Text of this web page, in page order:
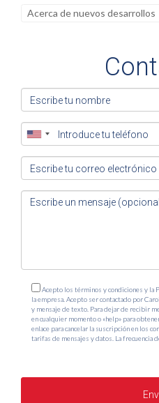
Acerca de nuevos desarrollos
Acepto los términos y condiciones y la
la empresa. Acepto ser contactado por
y mensaje de texto. Para dejar de recibir
en cualquier momento o «help» para
enlace para cancelar la suscripción en los
tarifas de mensajes y datos. La frecuencia